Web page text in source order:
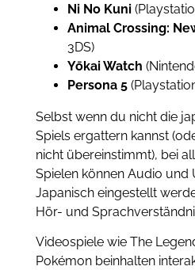
Ni No Kuni
Animal Crossing:
3DS)
Yōkai Watch
Persona 5
Selbst wenn du nicht die
Spiels ergattern kannst
nicht übereinstimmt), bei
Spielen können Audio und
Japanisch eingestellt
Hör- und
Videospiele wie The
Pokémon beinhalten